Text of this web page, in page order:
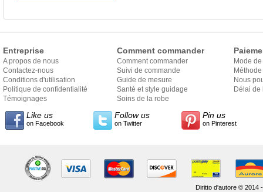
Entreprise
A propos de nous
Contactez-nous
Conditions d'utilisation
Politique de confidentialité
Témoignages
Comment commander
Comment commander
Suivi de commande
Guide de mesure
Santé et style guidage
Soins de la robe
Mode
Nous
Délai de
Like us
on Facebook
Follow us
on Twitter
Pin us
on Pinterest
Diritto d'autore © 2014